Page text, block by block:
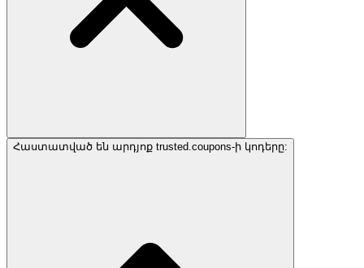
Հաստատված են արդյոք trusted.coupons-ի կոդերը: